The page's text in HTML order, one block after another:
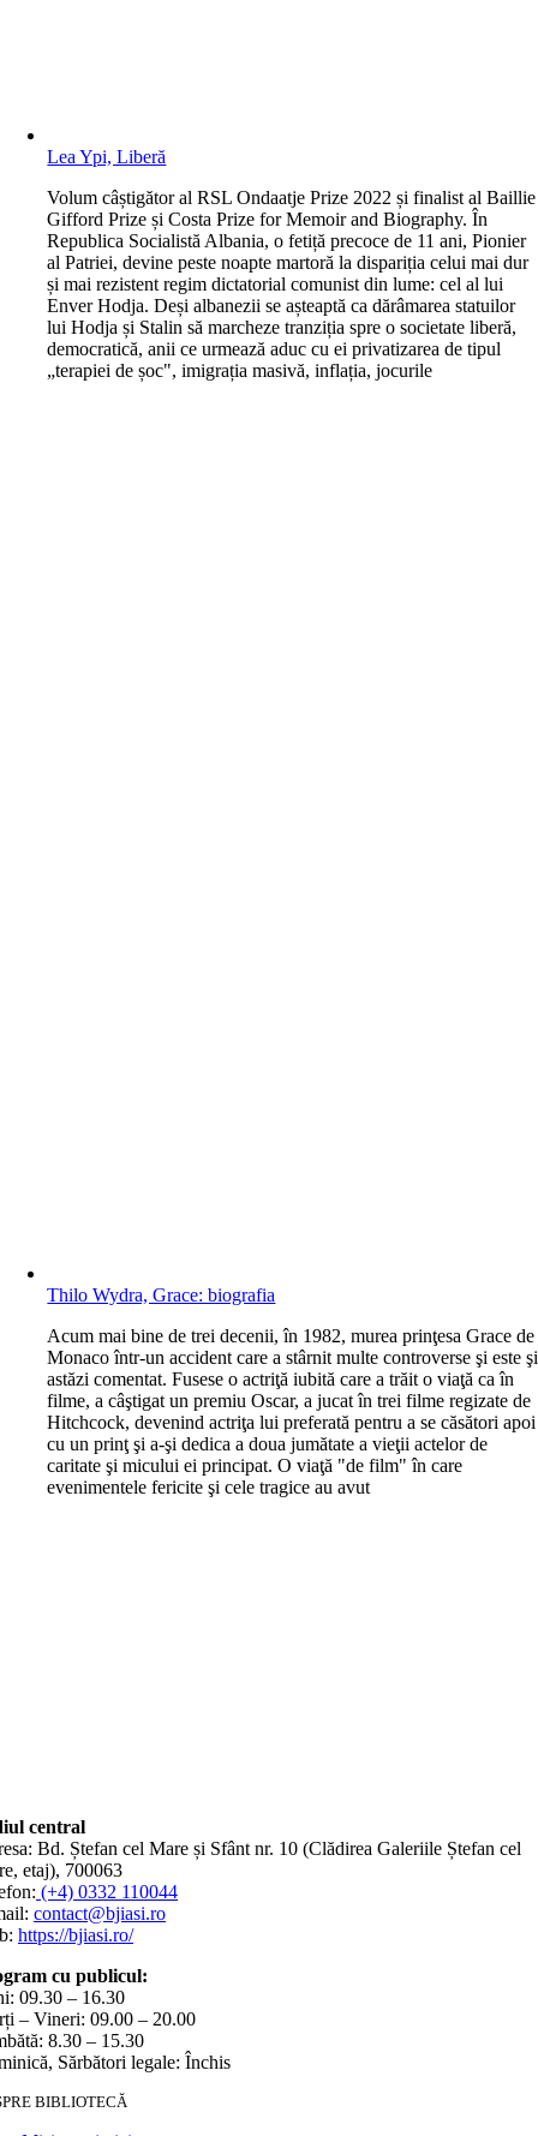
Lea Ypi, Liberă
Volum câștigător al RSL Ondaatje Prize 2022 și finalist al Baillie
Gifford Prize și Costa Prize for Memoir and Biography. În
Republica Socialistă Albania, o fetiță precoce de 11 ani, Pionier
al Patriei, devine peste noapte martoră la dispariția celui mai dur
și mai rezistent regim dictatorial comunist din lume: cel al lui
Enver Hodja. Deși albanezii se așteaptă ca dărâmarea statuilor
lui Hodja și Stalin să marcheze tranziția spre o societate liberă,
democratică, anii ce urmează aduc cu ei privatizarea de tipul
„terapiei de șoc", imigrația masivă, inflația, jocurile
Thilo Wydra, Grace: biografia
Acum mai bine de trei decenii, în 1982, murea prinţesa Grace de
Monaco într-un accident care a stârnit multe controverse şi este şi
astăzi comentat. Fusese o actriţă iubită care a trăit o viaţă ca în
filme, a câştigat un premiu Oscar, a jucat în trei filme regizate de
Hitchcock, devenind actriţa lui preferată pentru a se căsători apoi
cu un prinţ şi a-şi dedica a doua jumătate a vieţii actelor de
caritate şi micului ei principat. O viaţă "de film" în care
evenimentele fericite şi cele tragice au avut
central
Bd. Ștefan cel Mare și Sfânt nr. 10 (Clădirea Galeriile Ștefan cel
etaj), 700063
(+4) 0332 110044
contact@bjiasi.ro
https://bjiasi.ro/
cu publicul:
09.30 – 16.30
– Vineri: 09.00 – 20.00
8.30 – 15.30
Sărbători legale: Închis
BIBLIOTECĂ